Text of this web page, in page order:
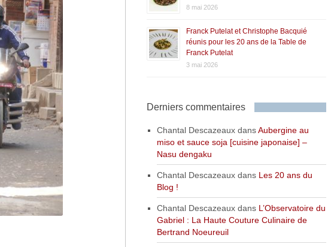
8 mai 2026
Franck Putelat et Christophe Bacquié
réunis pour les 20 ans de la Table de
Franck Putelat
3 mai 2026
Derniers commentaires
Chantal DescazeauxdansAubergine au
miso et sauce soja [cuisine japonaise] –
Nasu dengaku
Chantal Descazeauxdans Les 20 ans du
Blog !
Chantal Descazeauxdans L’Observatoire du
Gabriel : La Haute Couture Culinaire de
Bertrand Noeureuil